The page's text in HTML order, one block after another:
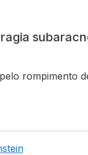
rompimento